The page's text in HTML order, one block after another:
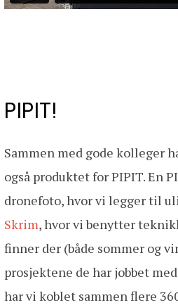
PIPIT!
Sammen med gode kolleger
også produktet for PIPIT. En
dronefoto, hvor vi legger til
Skrim, hvor vi benytter
finner der (både sommer og
prosjektene de har jobbet
har vi koblet sammen flere